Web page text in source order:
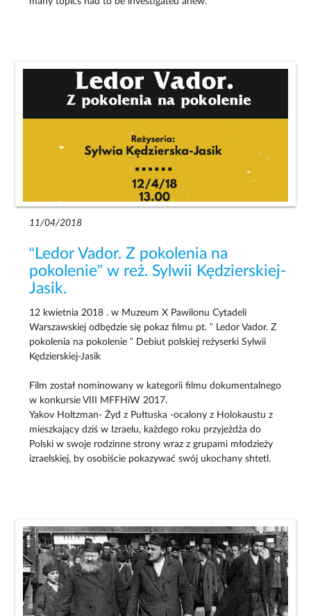
11/04/2018
“Ledor Vador. Z pokolenia na
pokolenie” w reż. Sylwii Kędzierskiej-
Jasik.
12 kwietnia 2018 . w Muzeum X Pawilonu Cytadeli
Warszawskiej odbędzie się pokaz filmu pt. ” Ledor Vador. Z
pokolenia na pokolenie ” Debiut polskiej reżyserki Sylwii
Kędzierskiej-Jasik
Film został nominowany w kategorii filmu dokumentalnego
w konkursie VIII MFFHiW 2017.
Yakov Holtzman- Żyd z Pułtuska -ocalony z Holokaustu z
mieszkający dziś w Izraelu, każdego roku przyjeżdża do
Polski w swoje rodzinne strony wraz z grupami młodzieży
izraelskiej, by osobiście pokazywać swój ukochany shtetl.